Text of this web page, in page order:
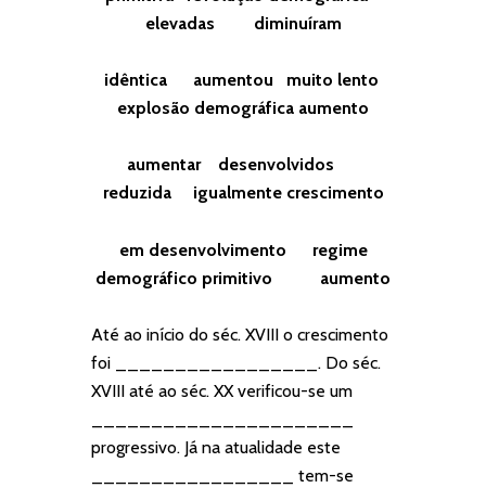
elevadas diminuíram
idêntica aumentou muito lento
explosão demográfica aumento
aumentar desenvolvidos
reduzida igualmente crescimento
em desenvolvimento regime
demográfico primitivo aumento
Até ao início do séc. XVIII o crescimento
foi _________________. Do séc.
XVIII até ao séc. XX verificou-se um
progressivo. Já na atualidade este
_________________ tem-se